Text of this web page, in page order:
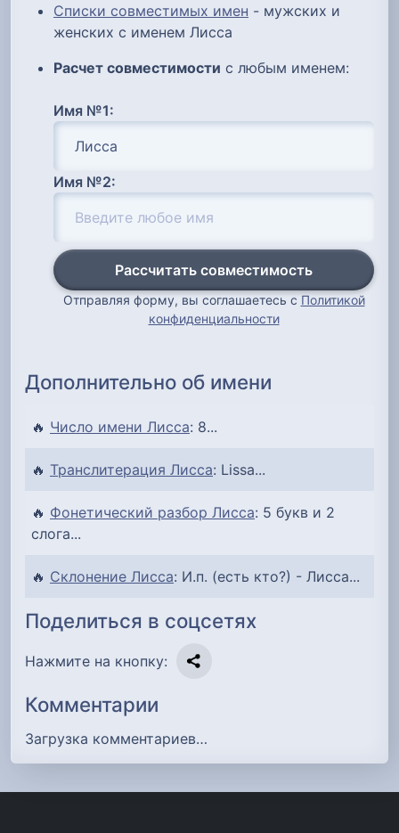
Списки совместимых имен - мужских и
женских с именем Лисса
Расчет совместимости с любым именем:
Имя №1:
Имя №2:
Рассчитать совместимость
Отправляя форму, вы соглашаетесь с Политикой
конфиденциальности
Дополнительно об имени
🔥 Число имени Лисса: 8...
🔥 Транслитерация Лисса: Lissa...
🔥 Фонетический разбор Лисса: 5 букв и 2
слога...
🔥 Склонение Лисса: И.п. (есть кто?) - Лисса...
Поделиться в соцсетях
Нажмите на кнопку:
Комментарии
Загрузка комментариев…